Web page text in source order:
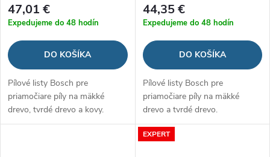
47,01 €
Expedujeme do 48 hodín
DO KOŠÍKA
Pílové listy Bosch pre
priamočiare píly na mäkké
drevo, tvrdé drevo a kovy.
44,35 €
Expedujeme do 48 hodín
DO KOŠÍKA
Pílové listy Bosch pre
priamočiare píly na mäkké
drevo a tvrdé drevo.
EXPERT